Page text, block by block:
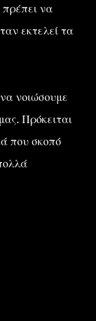
πρέπει να
εκτελεί τα
νοιώσουμε
Πρόκειται
που σκοπό